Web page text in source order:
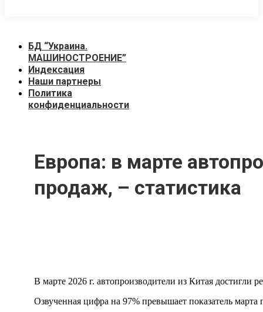
БД “Украина.
МАШИНОСТРОЕНИЕ”
Индекcация
Наши партнеры
Политика
конфиденциальности
Европа: в марте
продаж, – статистика
В марте 2026 г. автопроизводители из Китая достигли
Озвученная цифра на 97% превышает показатель